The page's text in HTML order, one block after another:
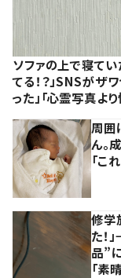
ソファの上で寝てい
てる！？」SNSがザ
った」「心霊写真より
周囲
ん。
「こ
修学
た！
品”
「素